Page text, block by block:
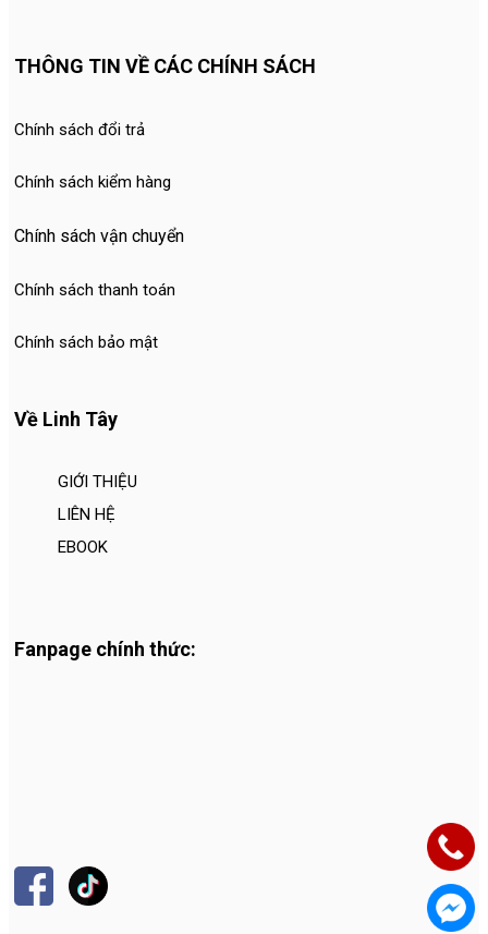
Fanpage chính thức:
Về Linh Tây
GIỚI THIỆU
LIÊN HỆ
EBOOK
THÔNG TIN VỀ CÁC CHÍNH SÁCH
Chính sách thanh toán
Chính sách đổi trả
Chính sách bảo mật
Chính sách vận chuyển
Chính sách kiểm hàng